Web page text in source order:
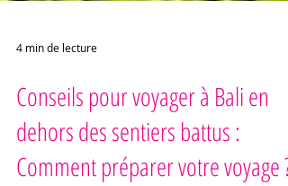
4 min de lecture
Conseils pour voyager à Bali en